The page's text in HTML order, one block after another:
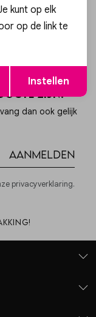
zijn?
dan ook gelijk
Aanmelden
privacyverklaring.
kunt op elk
op de link te
Instellen